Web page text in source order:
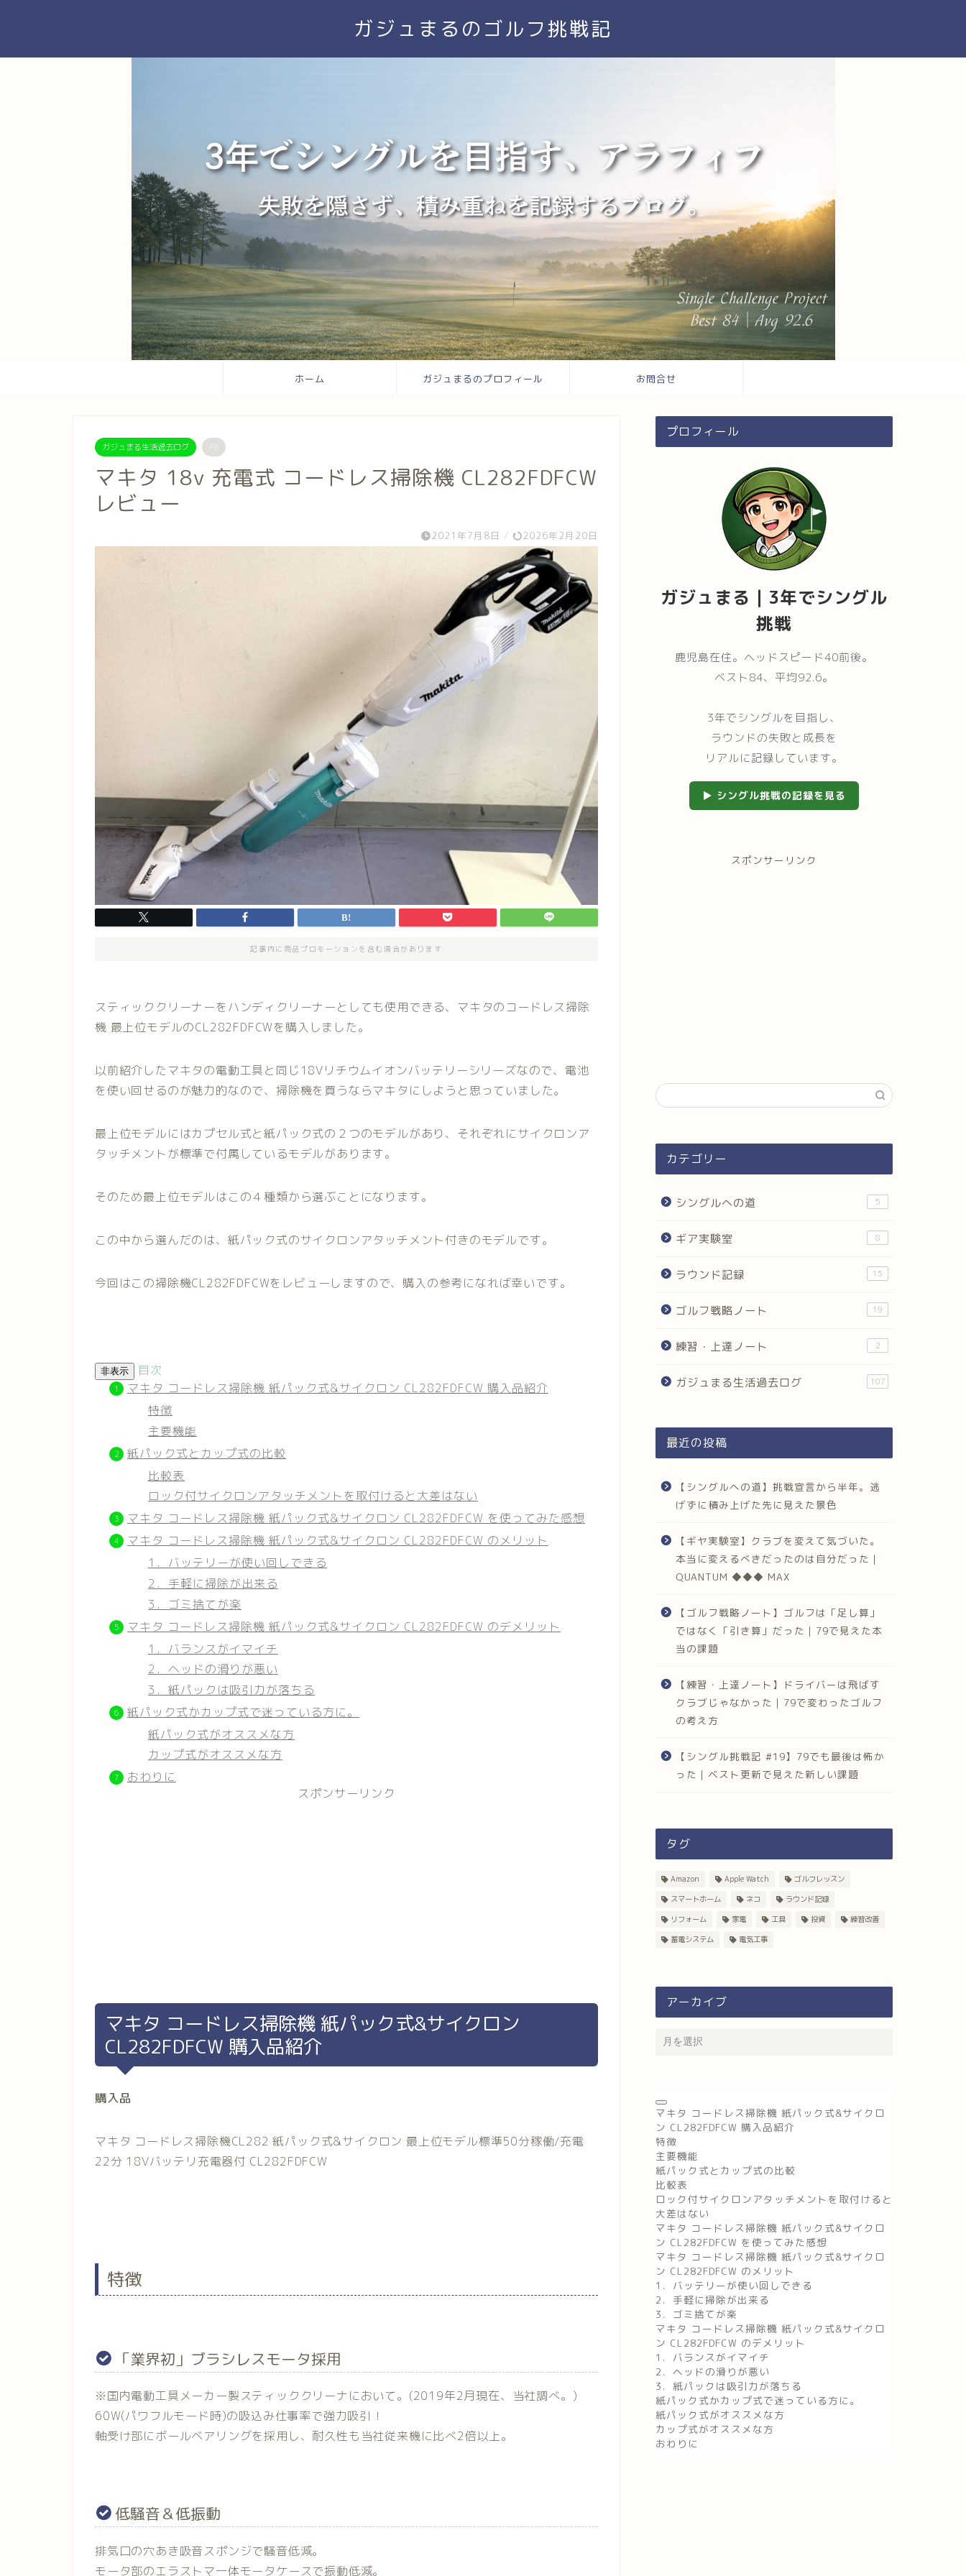
ガジュまるのゴルフ挑戦記
ホーム ガジュまるのプロフィール お問合せ
ガジュまる生活過去ログ PR
マキタ 18v 充電式 コードレス掃除機 CL282FDFCW
レビュー
2021年7月8日 / 2026年2月20日
記事内に商品プロモーションを含む場合があります
スティッククリーナーをハンディクリーナーとしても使用できる、マキタのコードレス掃除
機 最上位モデルのCL282FDFCWを購入しました。
以前紹介したマキタの電動工具と同じ18Vリチウムイオンバッテリーシリーズなので、電池
を使い回せるのが魅力的なので、掃除機を買うならマキタにしようと思っていました。
最上位モデルにはカプセル式と紙パック式の２つのモデルがあり、それぞれにサイクロンア
タッチメントが標準で付属しているモデルがあります。
そのため最上位モデルはこの４種類から選ぶことになります。
この中から選んだのは、紙パック式のサイクロンアタッチメント付きのモデルです。
今回はこの掃除機CL282FDFCWをレビューしますので、購入の参考になれば幸いです。
非表示
目次
マキタ コードレス掃除機 紙パック式&サイクロン CL282FDFCW 購入品紹介
特徴
主要機能
紙パック式とカップ式の比較
比較表
ロック付サイクロンアタッチメントを取付けると大差はない
マキタ コードレス掃除機 紙パック式&サイクロン CL282FDFCW を使ってみた感想
マキタ コードレス掃除機 紙パック式&サイクロン CL282FDFCW のメリット
1．バッテリーが使い回しできる
2．手軽に掃除が出来る
3．ゴミ捨てが楽
マキタ コードレス掃除機 紙パック式&サイクロン CL282FDFCW のデメリット
1．バランスがイマイチ
2．ヘッドの滑りが悪い
3．紙パックは吸引力が落ちる
紙パック式かカップ式で迷っている方に。
紙パック式がオススメな方
カップ式がオススメな方
おわりに
スポンサーリンク
マキタ コードレス掃除機 紙パック式&サイクロン
CL282FDFCW 購入品紹介
購入品
マキタ コードレス掃除機CL282 紙パック式&サイクロン 最上位モデル標準50分稼働/充電
22分 18Vバッテリ充電器付 CL282FDFCW
特徴
「業界初」ブラシレスモータ採用
※国内電動工具メーカー製スティッククリーナにおいて。(2019年2月現在、当社調べ。)
60W(パワフルモード時)の吸込み仕事率で強力吸引！
軸受け部にボールベアリングを採用し、耐久性も当社従来機に比べ2倍以上。
低騒音＆低振動
排気口の穴あき吸音スポンジで騒音低減。
モータ部のエラストマ一体モータケースで振動低減。
プロフィール
ガジュまる｜3年でシングル
挑戦
鹿児島在住。ヘッドスピード40前後。
ベスト84、平均92.6。
3年でシングルを目指し、
ラウンドの失敗と成長を
リアルに記録しています。
▶ シングル挑戦の記録を見る
スポンサーリンク
カテゴリー
シングルへの道 5
ギア実験室 8
ラウンド記録 15
ゴルフ戦略ノート 19
練習・上達ノート 2
ガジュまる生活過去ログ 107
最近の投稿
【シングルへの道】挑戦宣言から半年。逃
げずに積み上げた先に見えた景色
【ギヤ実験室】クラブを変えて気づいた。
本当に変えるべきだったのは自分だった｜
QUANTUM ◆◆◆ MAX
【ゴルフ戦略ノート】ゴルフは「足し算」
ではなく「引き算」だった｜79で見えた本
当の課題
【練習・上達ノート】ドライバーは飛ばす
クラブじゃなかった｜79で変わったゴルフ
の考え方
【シングル挑戦記 #19】79でも最後は怖か
った｜ベスト更新で見えた新しい課題
タグ
Amazon Apple Watch
ゴルフレッスン
スマートホーム
ネコ
ラウンド記録
リフォーム
家電 工具 投資
練習改善
蓄電システム
電気工事
アーカイブ
マキタ コードレス掃除機 紙パック式&サイクロ
ン CL282FDFCW 購入品紹介
特徴
主要機能
紙パック式とカップ式の比較
比較表
ロック付サイクロンアタッチメントを取付けると
大差はない
マキタ コードレス掃除機 紙パック式&サイクロ
ン CL282FDFCW を使ってみた感想
マキタ コードレス掃除機 紙パック式&サイクロ
ン CL282FDFCW のメリット
1．バッテリーが使い回しできる
2．手軽に掃除が出来る
3．ゴミ捨てが楽
マキタ コードレス掃除機 紙パック式&サイクロ
ン CL282FDFCW のデメリット
1．バランスがイマイチ
2．ヘッドの滑りが悪い
3．紙パックは吸引力が落ちる
紙パック式かカップ式で迷っている方に。
紙パック式がオススメな方
カップ式がオススメな方
おわりに